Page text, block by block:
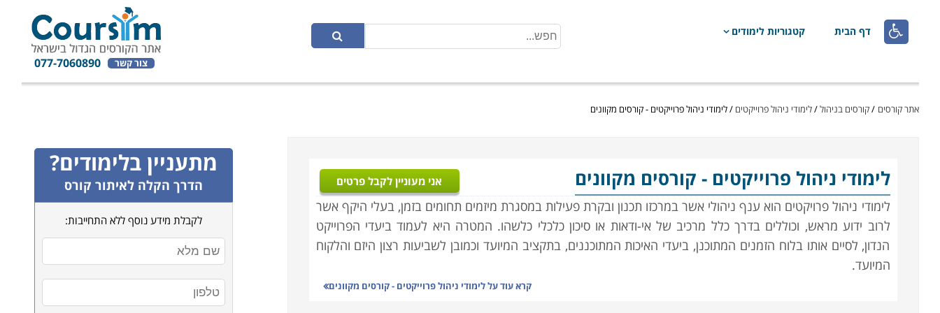
 דף הבית קטגוריות לימודים
צור קשר 077-7060890
אתר קורסים /קורסים בניהול/לימודי ניהול פרוייקטים /לימודי ניהול פרוייקטים - קורסים מקוונים
לימודי ניהול פרוייקטים- קורסים מקוונים אני מעוניין לקבל פרטים
לימודי ניהול פרויקטים הוא ענף ניהולי אשר במרכזו תכנון ובקרת פעילות במסגרת מיזמים תחומים בזמן, בעלי היקף אשר
לרוב ידוע מראש, וכוללים בדרך כלל מרכיב של אי-ודאות או סיכון כלכלי כלשהו. המטרה היא לעמוד ביעדי הפרוייקט
הנדון, לסיים אותו בלוח הזמנים המתוכנן, ביעדי האיכות המתוכננים, בתקציב המיועד וכמובן לשביעות רצון היזם והלקוח
המיועד.
קרא עוד עללימודי ניהול פרוייקטים - קורסים מקוונים
מתעניין בלימודים?
הדרך הקלה לאיתור קורס
לקבלת מידע נוסף ללא התחייבות: